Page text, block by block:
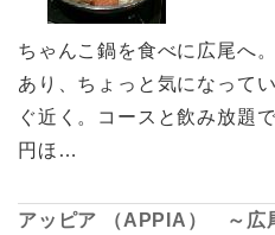
ちゃんこ鍋を食べに広尾へ
あり、ちょっと気になって
ぐ近く。コースと飲み放題
円ほ…
アッピア （APPIA） ～広